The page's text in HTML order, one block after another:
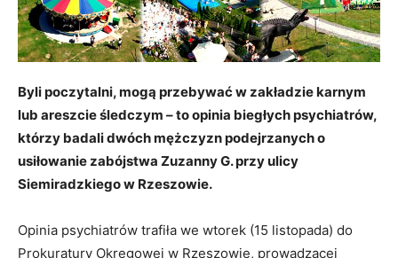
Byli poczytalni, mogą przebywać w zakładzie karnym
lub areszcie śledczym – to opinia biegłych psychiatrów,
którzy badali dwóch mężczyzn podejrzanych o
usiłowanie zabójstwa Zuzanny G. przy ulicy
Siemiradzkiego w Rzeszowie.
Opinia psychiatrów trafiła we wtorek (15 listopada) do
Prokuratury Okręgowej w Rzeszowie, prowadzącej